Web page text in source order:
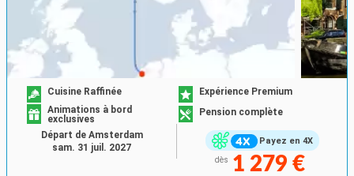
Payez en 4X
Cuisine Raffinée
Expérience Premium
Animations à bord
exclusives
Pension complète
dès 1 279 €
Départ de Amsterdam
sam. 31 juil. 2027